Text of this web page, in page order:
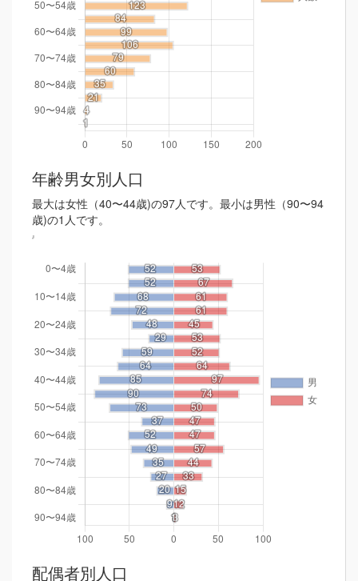
年齢男女別人口
最大は女性（40〜44歳)の97人です。最小は男性（90〜94
歳)の1人です。
配偶者別人口